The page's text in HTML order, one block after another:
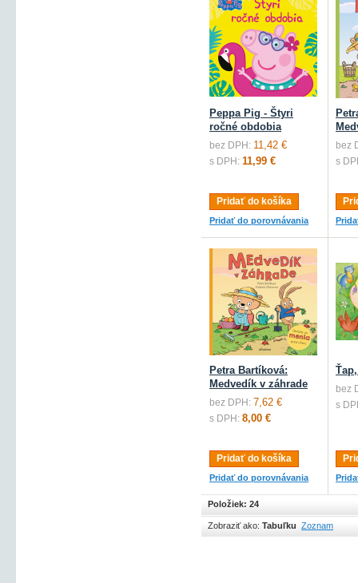
Peppa Pig - Štyri
ročné obdobia
bez DPH: 11,42 €
s DPH: 11,99 €
Pridať do košíka
Pridať do porovnávania
bez
s
Petra Bartíková:
Medvedík v záhrade
bez DPH: 7,62 €
s DPH: 8,00 €
Pridať do košíka
Pridať do porovnávania
bez
s
Položiek: 24
Zobraziť ako: Tabuľku Zoznam